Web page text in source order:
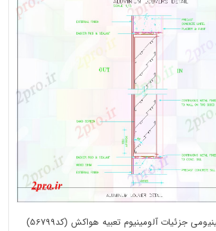
جزئیات آلومینیوم تعبیه هواکش (کد56799)